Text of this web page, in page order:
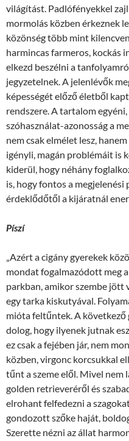
világítást. Padlófényekkel
mormolás közben érkeznek
közönség több mint
harmincas farmeros, kockás
elkezd beszélni a
jegyzetelnek. A jelenlévők
képességét előző életből
rendszere. A tartalom
szóhasználat-azonosság a
nem csak elmélet lesz,
igényli, magán problémáit is
kiderül, hogy néhány
is, hogy fontos a megjelenési
érdeklődőtől a kijáratnál
Píszí
„Azért a cigány gyerekek
mondat fogalmazódott meg
parkban, amikor szembe jött
egy tarka kiskutyával.
mióta feltűntek. A következő
dolog, hogy ilyenek jutnak
ez csak a fejében jár, nem
közben, virgonc korcsukkal
tűnt a szeme elől. Mivel
golden retrieveréről és
elrohant felfedezni a
gondozott szőke haját,
Szerette nézni az állat